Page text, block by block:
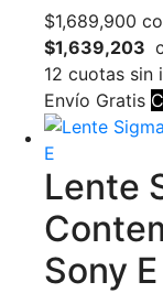
$1,689,900
$1,639,203
12 cuotas sin
Envío Gratis
Lente
Sony E